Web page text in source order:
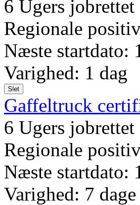
6 Ugers jobrettet
Regionale
Næste startdato:
Varighed: 1 dag
Slet
Gaffeltruck
6 Ugers jobrettet
Regionale
Næste startdato:
Varighed: 7 dage